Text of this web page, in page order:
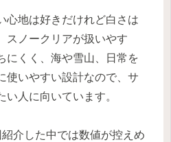
心地は好きだけれど白さは
スノークリアが扱いやす
にくく、海や雪山、日常を
使いやすい設計なので、サ
人に向いています。
介した中では数値が控えめ